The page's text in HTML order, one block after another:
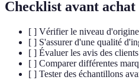
Checklist avant achat
[ ] Vérifier le niveau
[ ] S'assurer d'une qualité
[ ] Évaluer les avis des clients
[ ] Comparer différentes
[ ] Tester des échantillons